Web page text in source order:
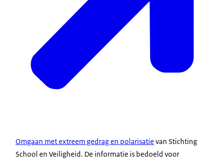
Omgaan met extreem gedrag en polarisatie van Stichting
School en Veiligheid. De informatie is bedoeld voor